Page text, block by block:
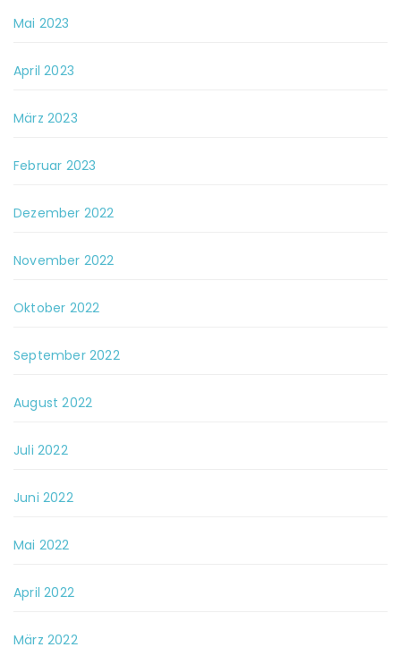
Mai 2023
April 2023
März 2023
Februar 2023
Dezember 2022
November 2022
Oktober 2022
September 2022
August 2022
Juli 2022
Juni 2022
Mai 2022
April 2022
März 2022